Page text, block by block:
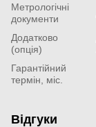
Метрологічні
документи
Додатково
(опція)
Гарантійний
термін, міс.
Відгуки